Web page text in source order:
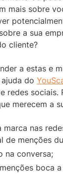
mais sobre
a sua
cliente?
a estas e
do
redes sociais.
merecem a
marca nas
de menções
na conversa;
boca